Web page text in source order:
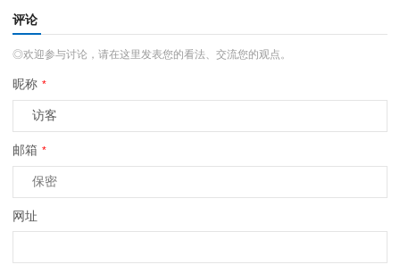
评论
◎欢迎参与讨论，请在这里发表您的看法、交流您的观点。
昵称 *
邮箱 *
网址